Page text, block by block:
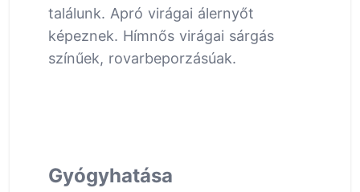
találunk. Apró virágai álernyőt
képeznek. Hímnős virágai sárgás
színűek, rovarbeporzásúak.
Gyógyhatása